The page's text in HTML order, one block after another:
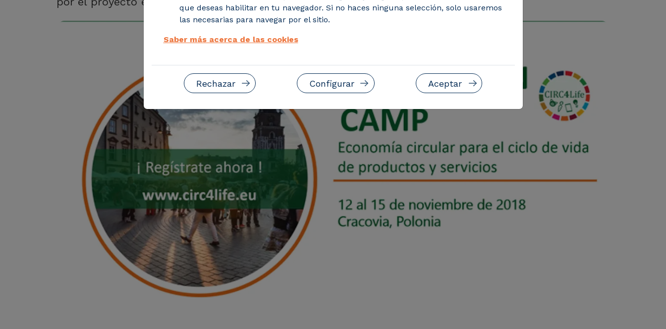
que deseas habilitar en tu navegador. Si no haces ninguna selección, solo usaremos
las necesarias para navegar por el sitio.
Saber más acerca de las cookies
Rechazar Configurar Aceptar